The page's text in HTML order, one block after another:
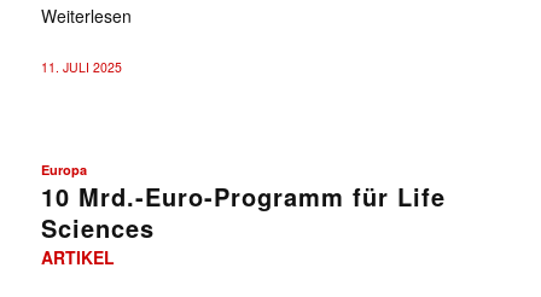
Weiterlesen
11. JULI 2025
Europa
10 Mrd.-Euro-Programm für Life
Sciences
ARTIKEL